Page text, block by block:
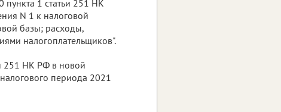
пункта 1 статьи 251 НК
N 1 к налоговой
базы; расходы,
налогоплательщиков".
251 НК РФ в новой
периода 2021